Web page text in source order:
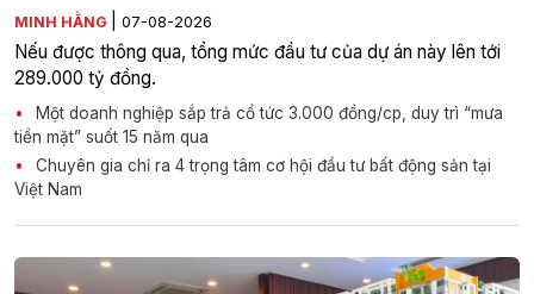
MINH HẰNG 07-08-2026
Nếu được thông qua, tổng mức đầu tư của dự án này lên tới
289.000 tỷ đồng.
Một doanh nghiệp sắp trả cổ tức 3.000 đồng/cp, duy trì “mưa
tiền mặt” suốt 15 năm qua
Chuyên gia chỉ ra 4 trọng tâm cơ hội đầu tư bất động sản tại
Việt Nam